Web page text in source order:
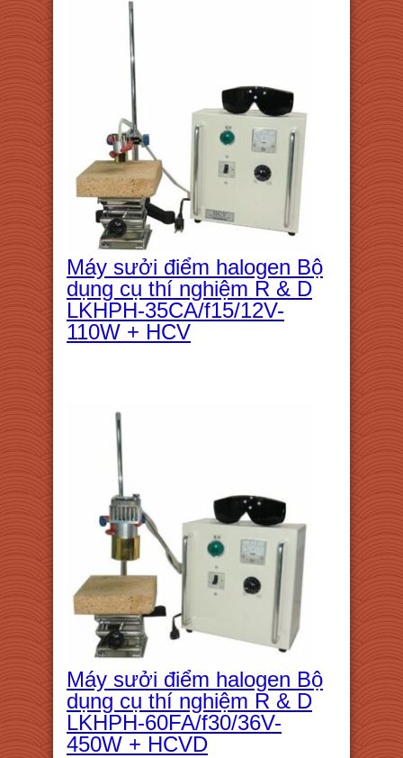
Máy sưởi điểm halogen Bộ
dụng cụ thí nghiệm R & D
LKHPH-35CA/f15/12V-
110W + HCV
Máy sưởi điểm halogen Bộ
dụng cụ thí nghiệm R & D
LKHPH-60FA/f30/36V-
450W + HCVD